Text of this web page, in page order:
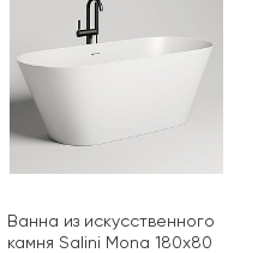
Ванна из искусственного
камня Salini Mona 180х80